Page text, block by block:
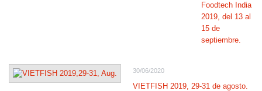
Foodtech India
2019, del 13 al
15 de
septiembre.
30/06/2020
VIETFISH 2019, 29-31 de agosto.